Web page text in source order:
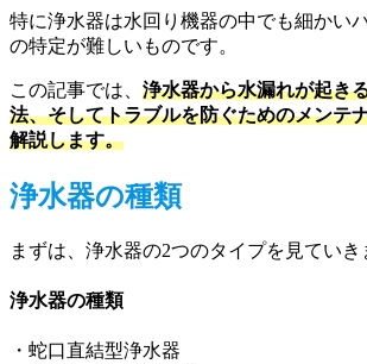
特に浄水器は水回り機器の中でも細かい
の特定が難しいものです。
この記事では、 浄水器から水漏れが起き
法、そしてトラブルを防ぐためのメンテ
解説します。
浄水器の種類
まずは、浄水器の2つのタイプを見ていき
浄水器の種類
・蛇口直結型浄水器